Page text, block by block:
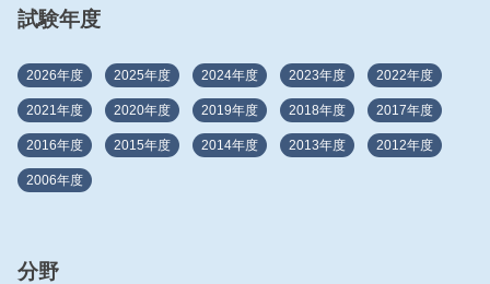
試験年度
2026年度 2025年度 2024年度 2023年度 2022年度
2021年度 2020年度 2019年度 2018年度 2017年度
2016年度 2015年度 2014年度 2013年度 2012年度
2006年度
分野